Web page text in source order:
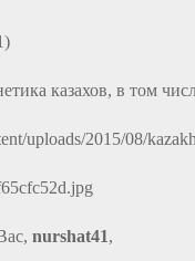
казахов, в том
uploads/2015/08/
nurshat41,